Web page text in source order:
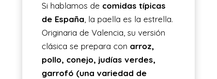
Si hablamos de comidas típicas
de España, la paella es la estrella.
Originaria de Valencia, su versión
clásica se prepara con arroz,
pollo, conejo, judías verdes,
garrofó (una variedad de